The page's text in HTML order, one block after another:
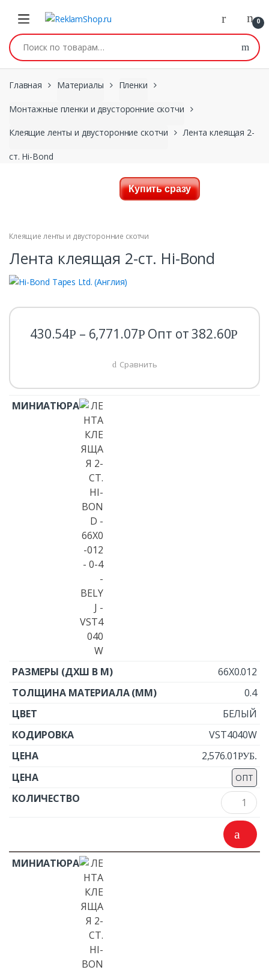
0
Искать:
Главная Материалы Пленки
Монтажные пленки и двусторонние скотчи
Клеящие ленты и двусторонние скотчи Лента клеящая 2-
ст. Hi-Bond
Купить сразу
Клеящие ленты и двусторонние скотчи
Лента клеящая 2-ст. Hi-Bond
430.54Р – 6,771.07Р Опт от382.60Р
Сравнить
66X0.012
0.4
БЕЛЫЙ
VST4040W
2,576.01РУБ.
ОПТ